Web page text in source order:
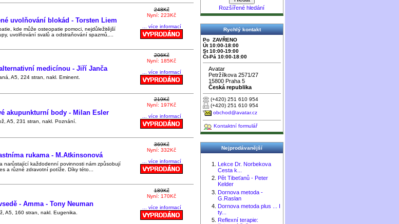
uvolňování blokád - Torsten Liem
kde může osteopatie pomoci, nejdůležitější
uvolňování svalů a odstraňování spazmů,...
248Kč
Nyní: 223Kč
... více informací
medicínou - Jiří Janča
A5, 224 stran, nakl. Eminent.
206Kč
Nyní: 185Kč
... více informací
akupunkturní body - Milan Esler
A5, 231 stran, nakl. Poznání.
219Kč
Nyní: 197Kč
... více informací
rukama - M.Atkinsonová
narůstající každodenní povinnosti nám způsobují
a různé zdravotní potíže. Díky této...
369Kč
Nyní: 332Kč
... více informací
- Amma - Tony Neuman
A5, 160 stran, nakl. Eugenika.
189Kč
Nyní: 170Kč
... více informací
Rozšířené hledání
Rychlý kontakt
Po ZAVŘENO
Út 10:00-18:00
St 10:00-19:00
Čt-Pá 10:00-18:00
Avatar
Petržílkova 2571/27
15800 Praha 5
Česká republika
(+420) 251 610 954
(+420) 251 610 954
obchod@avatar.cz
Kontaktní formulář
Nejprodávanější
Lekce Dr. Norbekova
Cesta k...
Pět Tibeťanů - Peter
Kelder
Dornova metoda -
G.Raslan
Dornova metoda plus ... I
ty...
Reflexní terapie: